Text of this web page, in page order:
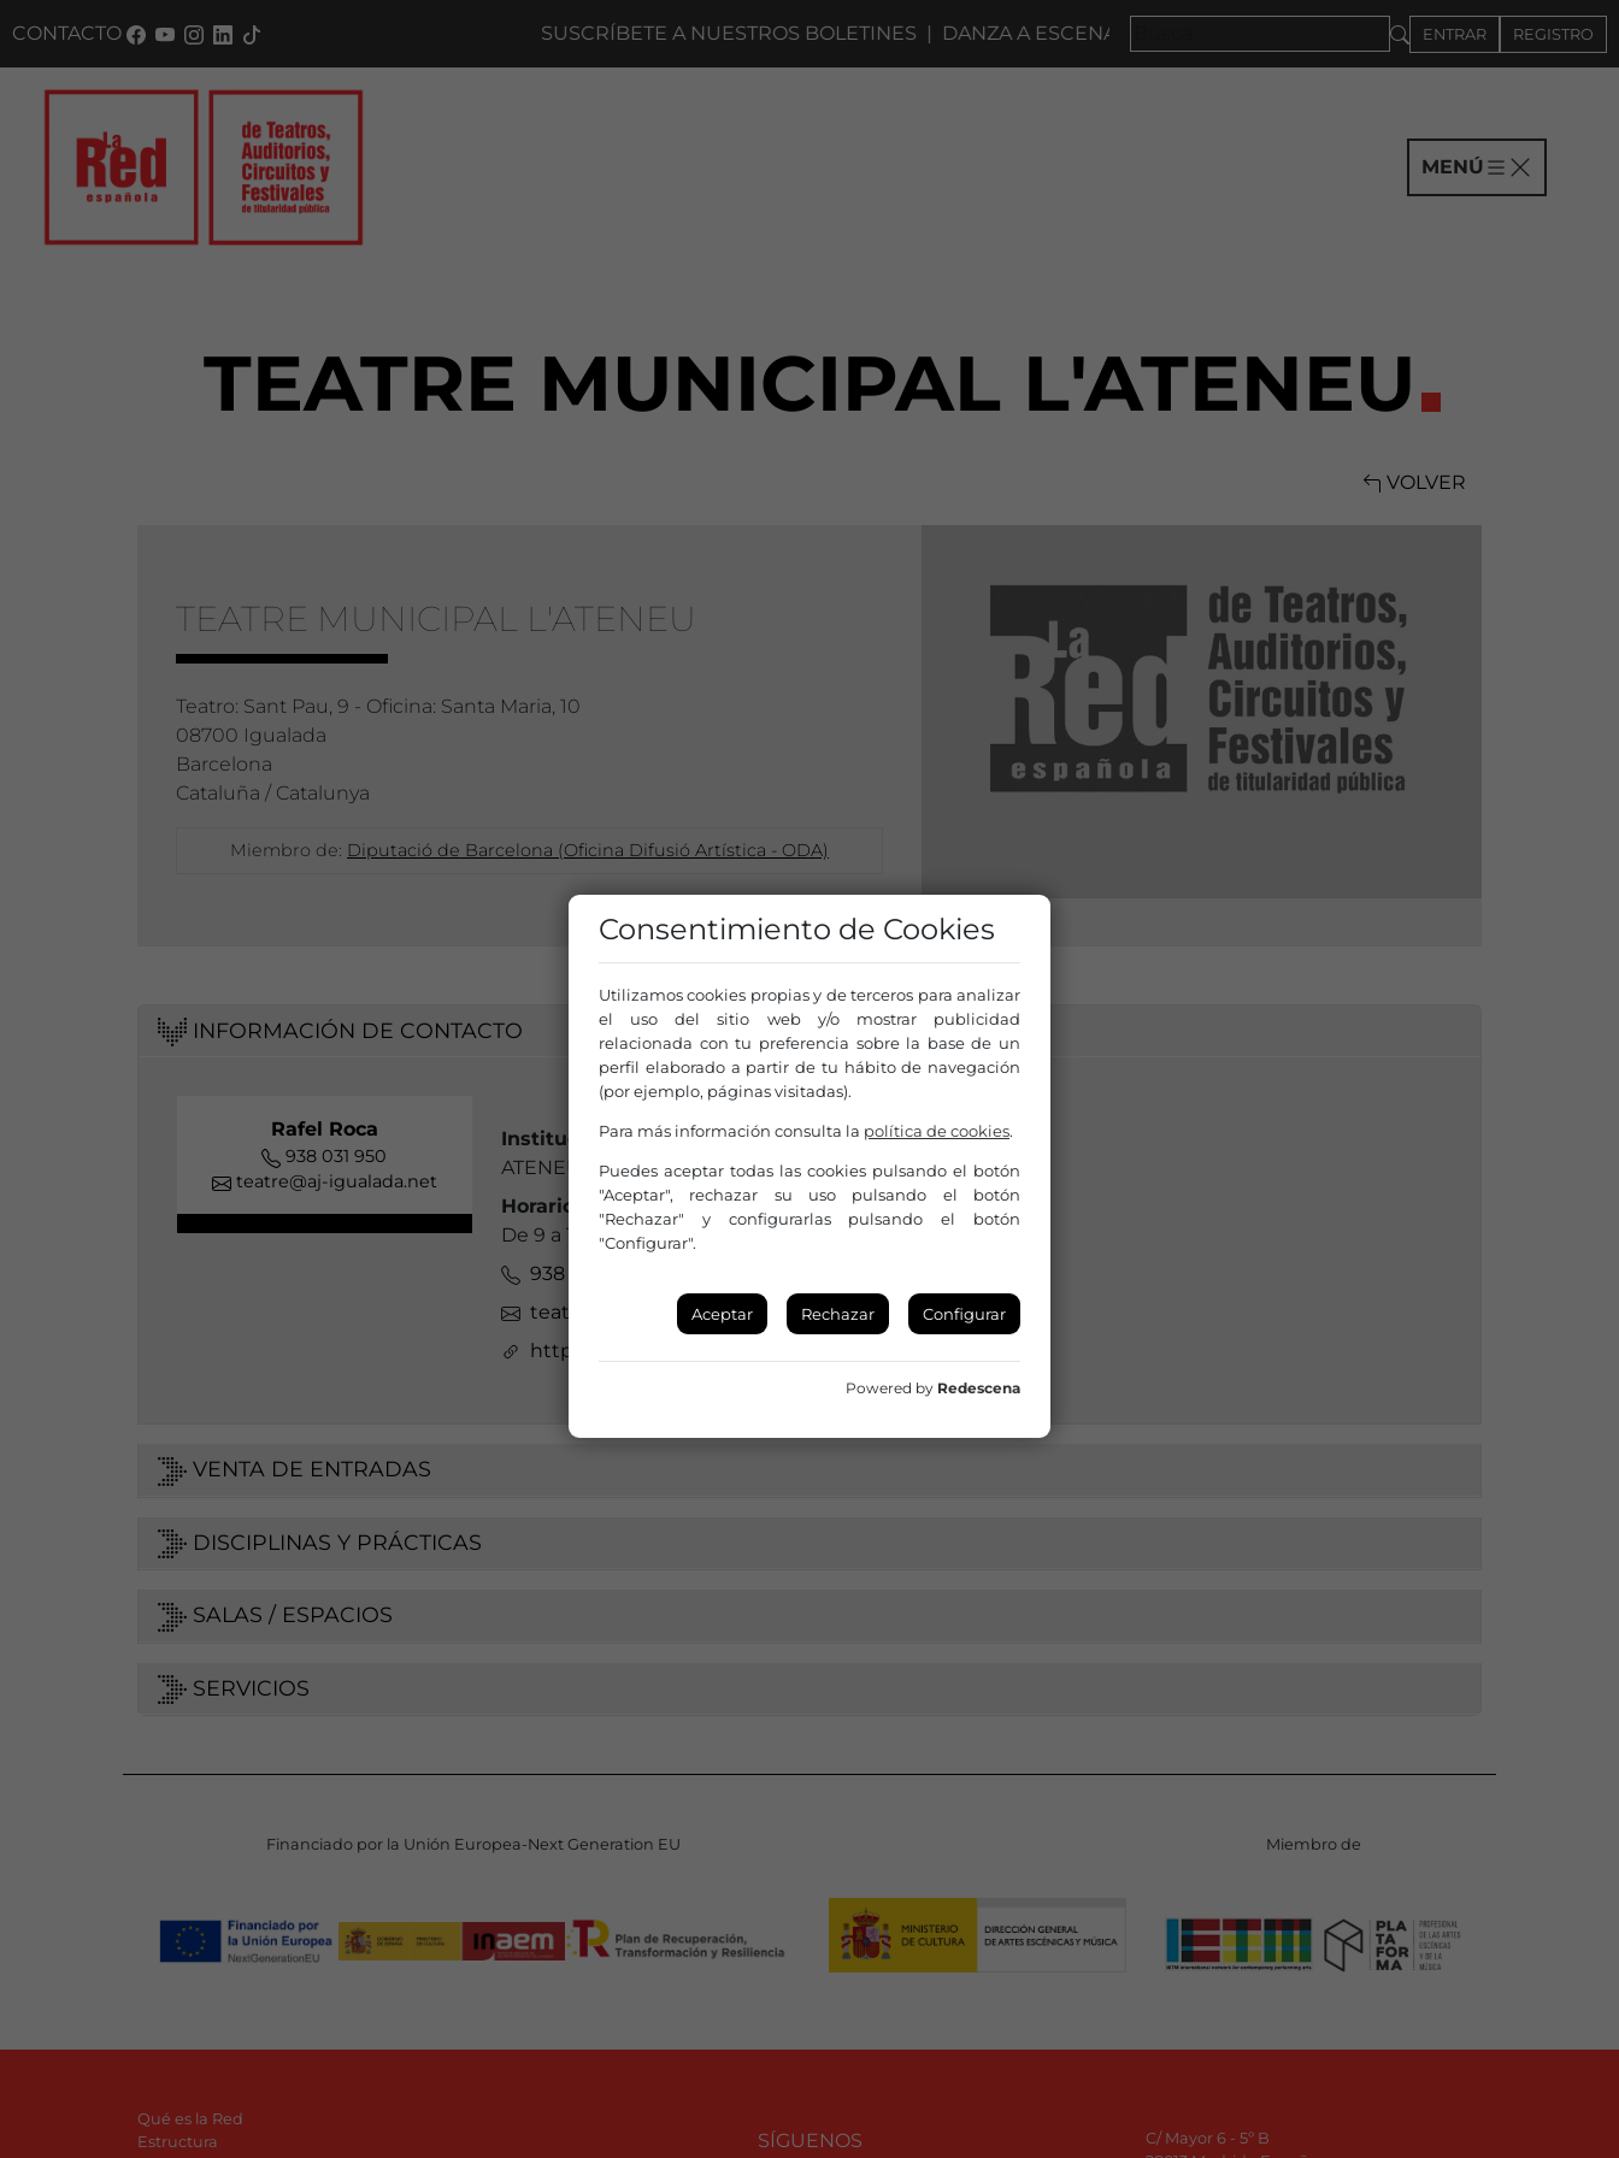
CONTACTO SUSCRÍBETE A NUESTROS BOLETINES|DANZA A ESCENA 2027 · CONVOCATORIA A COMPAÑÍAS HASTA EL 4DE
ENTRAR REGISTRO
MENÚ
TEATRE MUNICIPAL L'ATENEU
VOLVER
TEATRE MUNICIPAL L'ATENEU
Teatro: Sant Pau, 9 - Oficina: Santa Maria, 10
08700 Igualada
Barcelona
Cataluña / Catalunya
Miembro de: Diputació de Barcelona (Oficina Difusió Artística - ODA)
INFORMACIÓN DE CONTACTO
Rafel Roca
938 031 950
teatre@aj-igualada.net
Institución a la que pertenece:
ATENEU IGUALADÍ
Horario de Oficina:
De 9 a 13 h
938 031 950
teatre@aj-igualada.net
https://www.ateneuigualada.cat/serveis-i-avantatge
VENTA DE ENTRADAS
DISCIPLINAS Y PRÁCTICAS
SALAS / ESPACIOS
SERVICIOS
Financiado por la Unión Europea-Next Generation EU Miembro de
Qué es la Red
Estructura
SÍGUENOS
C/ Mayor 6 - 5º B
Consentimiento de Cookies
Utilizamos cookies propias y de terceros para analizar
el uso del sitio web y/o mostrar publicidad
relacionada con tu preferencia sobre la base de un
perfil elaborado a partir de tu hábito de navegación
(por ejemplo, páginas visitadas).
Para más información consulta la política de cookies.
Puedes aceptar todas las cookies pulsando el botón
"Aceptar", rechazar su uso pulsando el botón
"Rechazar" y configurarlas pulsando el botón
"Configurar".
Aceptar Rechazar Configurar
Powered by Redescena